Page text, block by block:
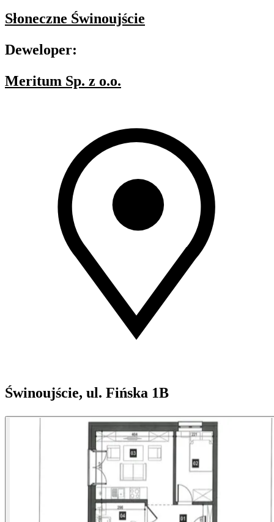
Słoneczne Świnoujście
Deweloper:
Meritum Sp. z o.o.
Świnoujście, ul. Fińska 1B